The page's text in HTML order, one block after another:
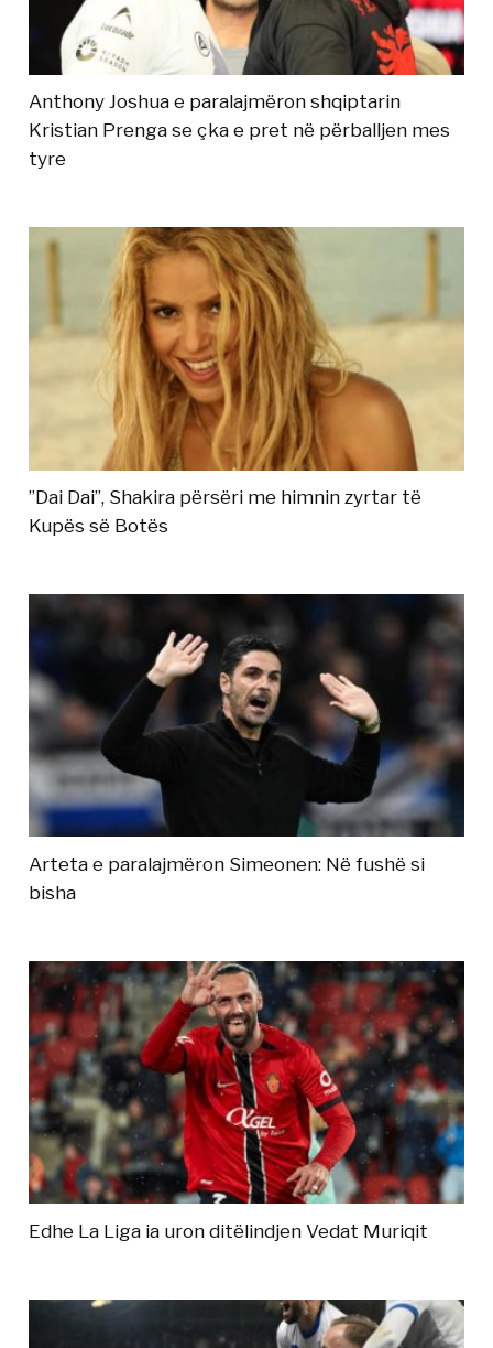
Anthony Joshua e paralajmëron shqiptarin
Kristian Prenga se çka e pret në përballjen mes
tyre
”Dai Dai”, Shakira përsëri me himnin zyrtar të
Kupës së Botës
Arteta e paralajmëron Simeonen: Në fushë si
bisha
Edhe La Liga ia uron ditëlindjen Vedat Muriqit